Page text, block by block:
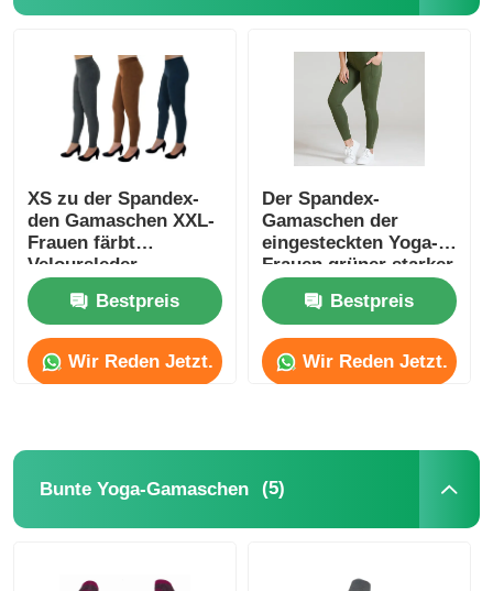
Spandex-Leggings für Damen
Bunte Yoga-Gamaschen
Sport-Trainer Socks
die flippigen Socken der Männer
Die fantastischen Socken der Frauen
Damen Sommer Strohhüte
XS zu der Spandex-
den Gamaschen XXL-
Frauen färbt
Veloursleder-
Gamaschen
Bestpreis
Wir Reden Jetzt.
Der Spandex-
Gamaschen der
eingesteckten Yoga-
Frauen grüner starker
Nylonspandex-hohe
Taille
Bestpreis
Wir Reden Jetzt.
Bunte Yoga-Gamaschen (5)